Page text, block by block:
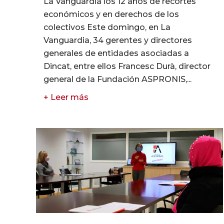
económicos y en derechos de los
colectivos Este domingo, en La
Vanguardia, 34 gerentes y directores
generales de entidades asociadas a
Dincat, entre ellos Francesc Durà, director
general de la Fundación ASPRONIS,...
+ Leer más